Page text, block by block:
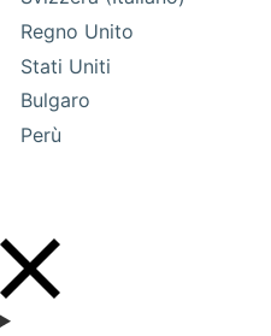
Regno Unito
Stati Uniti
Bulgaro
Perù